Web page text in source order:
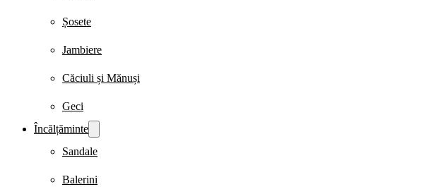
Șosete
Jambiere
Căciuli și Mănuși
Geci
Încălțăminte
Sandale
Balerini